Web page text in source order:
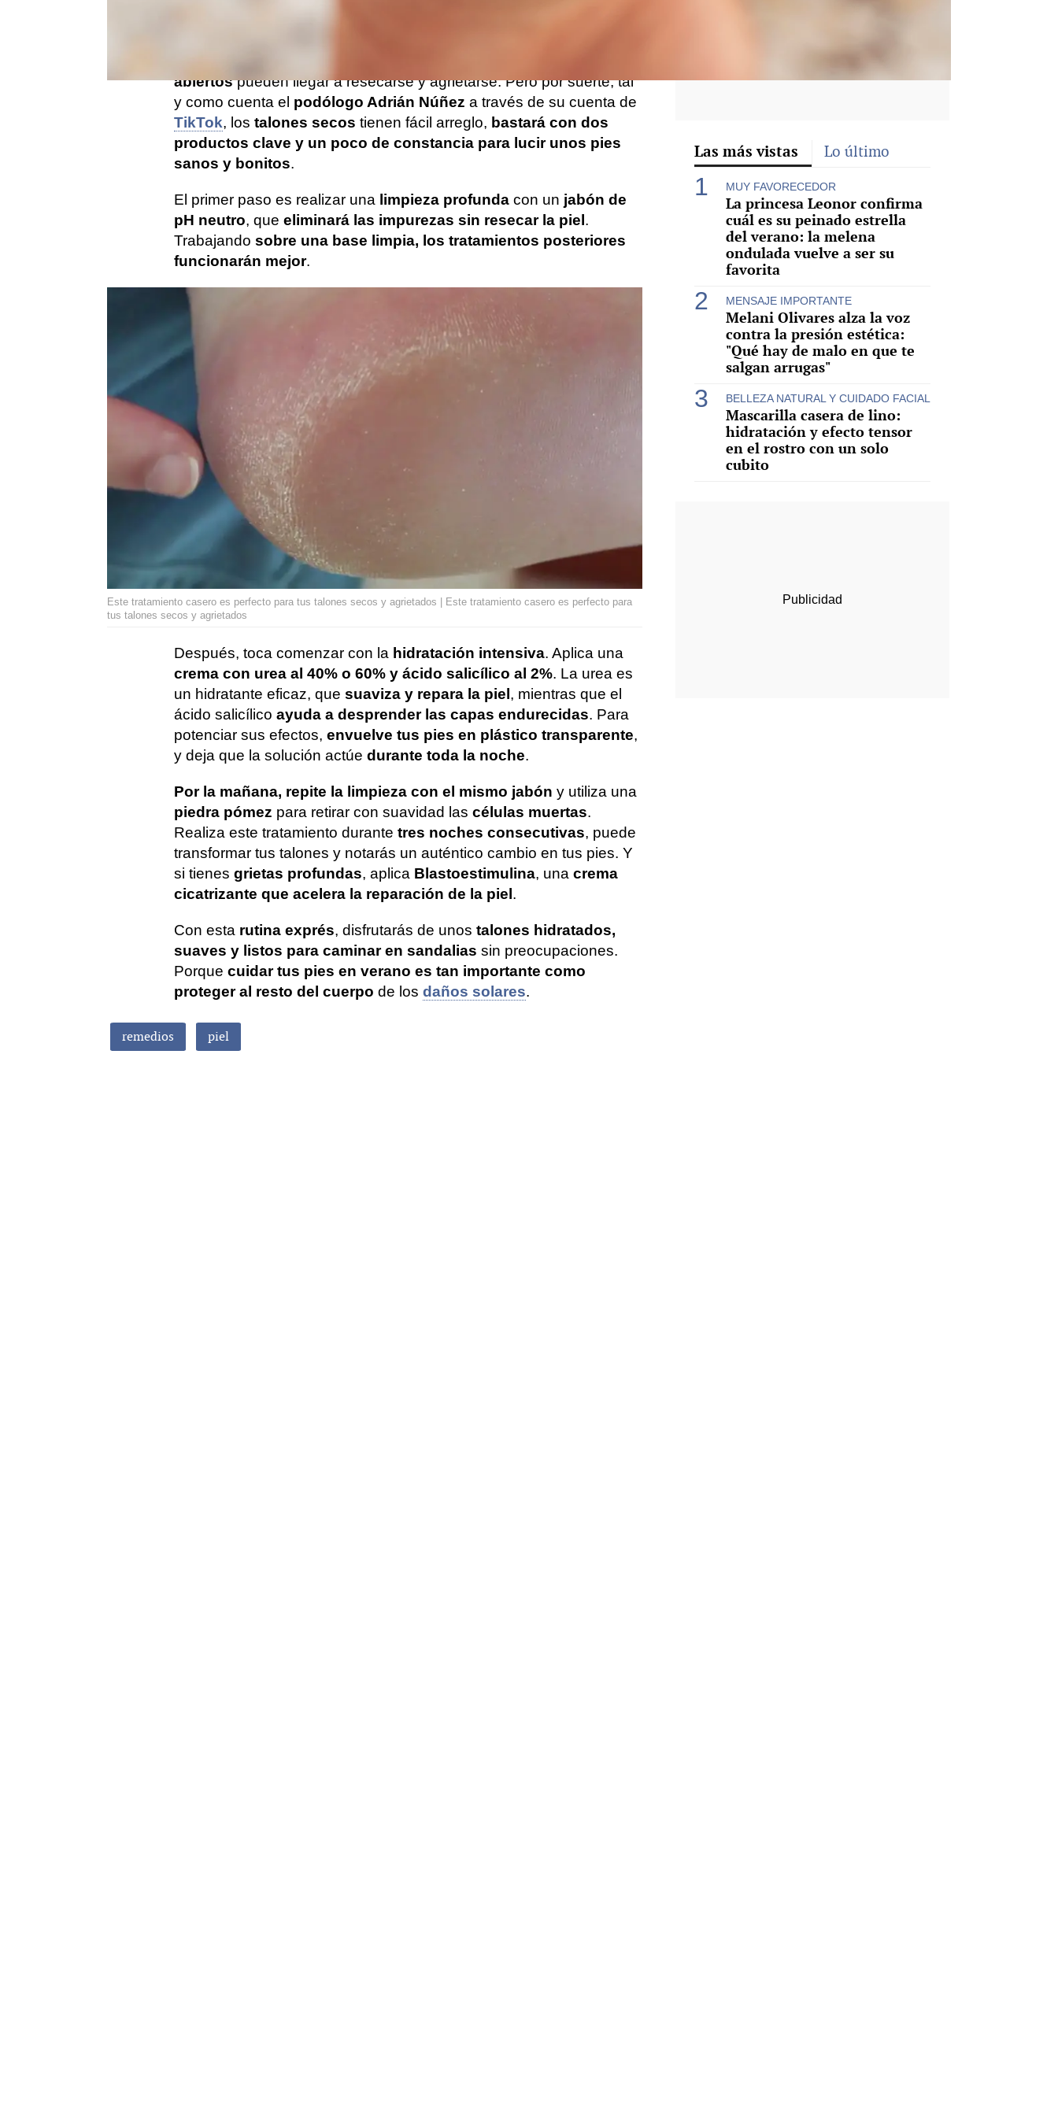
abiertospueden llegar a resecarse y agrietarse. Pero por suerte, tal
y como cuenta el podólogo Adrián Núñez a través de su cuenta de
TikTok, los talones secos tienen fácil arreglo, bastará con dos
productos clave y un poco de constancia para lucir unos pies
sanos y bonitos.
El primer paso es realizar una limpieza profunda con un jabón de
pH neutro, que eliminará las impurezas sin resecar la piel .
Trabajando sobre una base limpia, los tratamientos posteriores
funcionarán mejor.
Este tratamiento casero es perfecto para tus talones secos y agrietados | Este tratamiento casero es perfecto para
tus talones secos y agrietados
Después, toca comenzar con la hidratación intensiva. Aplica una
crema con urea al 40% o 60% y ácido salicílico al 2%. La urea es
un hidratante eficaz, que suaviza y repara la piel, mientras que el
ácido salicílico ayuda a desprender las capas endurecidas. Para
potenciar sus efectos, envuelve tus pies en plástico transparente,
y deja que la solución actúe durante toda la noche.
Por la mañana, repite la limpieza con el mismo jabón y utiliza una
piedra pómez para retirar con suavidad las células muertas.
Realiza este tratamiento durante tres noches consecutivas, puede
transformar tus talones y notarás un auténtico cambio en tus pies. Y
si tienes grietas profundas, aplica Blastoestimulina, una crema
cicatrizante que acelera la reparación de la piel.
Con esta rutina exprés, disfrutarás de unos talones hidratados,
suaves y listos para caminar en sandalias sin preocupaciones.
Porque cuidar tus pies en verano es tan importante como
proteger al resto del cuerpo de los daños solares.
remedios piel
Las más vistas Lo último
MUY FAVORECEDOR
La princesa Leonor confirma
cuál es su peinado estrella
del verano: la melena
ondulada vuelve a ser su
favorita
MENSAJE IMPORTANTE
Melani Olivares alza la voz
contra la presión estética:
"Qué hay de malo en que te
salgan arrugas"
BELLEZA NATURAL Y CUIDADO FACIAL
Mascarilla casera de lino:
hidratación y efecto tensor
en el rostro con un solo
cubito